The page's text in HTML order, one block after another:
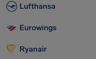
Lufthansa
Eurowings
Ryanair